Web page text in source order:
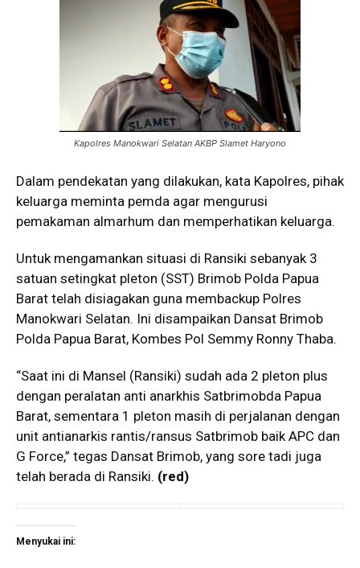
Kapolres Manokwari Selatan AKBP Slamet Haryono
Dalam pendekatan yang dilakukan, kata Kapolres, pihak
keluarga meminta pemda agar mengurusi
pemakaman almarhum dan memperhatikan keluarga.
Untuk mengamankan situasi di Ransiki sebanyak 3
satuan setingkat pleton (SST) Brimob Polda Papua
Barat telah disiagakan guna membackup Polres
Manokwari Selatan. Ini disampaikan Dansat Brimob
Polda Papua Barat, Kombes Pol Semmy Ronny Thaba.
“Saat ini di Mansel (Ransiki) sudah ada 2 pleton plus
dengan peralatan anti anarkhis Satbrimobda Papua
Barat, sementara 1 pleton masih di perjalanan dengan
unit antianarkis rantis/ransus Satbrimob baik APC dan
G Force,” tegas Dansat Brimob, yang sore tadi juga
telah berada di Ransiki. (red)
Menyukai ini: